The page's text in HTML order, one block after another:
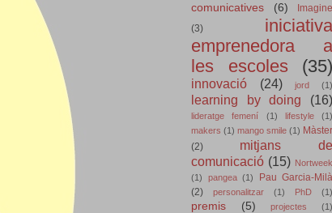
comunicatives
(6)
Imagine
(3)
iniciativa
emprenedora a
les escoles
(35)
innovació (24) jord
learning by doing
lideratge femení (1) lifestyle
(1)
makers (1) mango smile (1) Màster
(2)
mitjans de
comunicació (15) Nortweek
(1)
pangea (1)
Pau Garcia-Milà
(2)
personalitzar (1) PhD (1)
premis (5) projectes